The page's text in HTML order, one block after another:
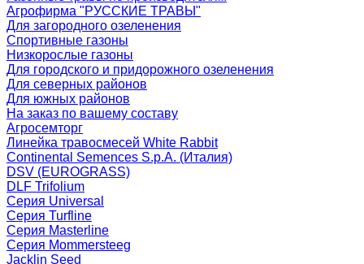
Агрофирма "РУССКИЕ ТРАВЫ"
Для загородного озеленения
Спортивные газоны
Низкорослые газоны
Для городского и придорожного озеленения
Для северных районов
Для южных районов
На заказ по вашему составу
Агросемторг
Линейка травосмесей White Rabbit
Continental Semences S.p.A. (Италия)
DSV (EUROGRASS)
DLF Trifolium
Серия Universal
Серия Turfline
Серия Masterline
Серия Mommersteeg
Jacklin Seed